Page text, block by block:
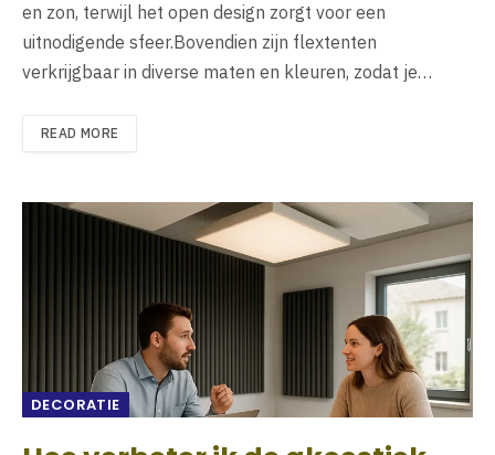
en zon, terwijl het open design zorgt voor een
uitnodigende sfeer.Bovendien zijn flextenten
verkrijgbaar in diverse maten en kleuren, zodat je…
READ MORE
DECORATIE